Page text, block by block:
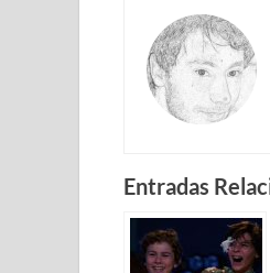
Entradas